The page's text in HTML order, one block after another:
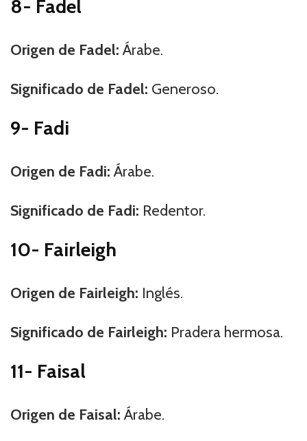
8- Fadel
Origen de Fadel:Árabe.
Significado de Fadel: Generoso.
9- Fadi
Origen de Fadi:Árabe.
Significado de Fadi: Redentor.
10- Fairleigh
Origen de Fairleigh: Inglés.
Significado de Fairleigh: Pradera hermosa.
11- Faisal
Origen de Faisal:Árabe.